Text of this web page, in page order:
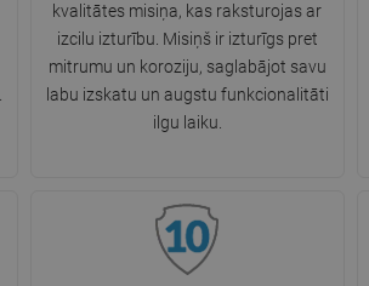
kvalitātes misiņa, kas raksturojas ar
izcilu izturību. Misiņš ir izturīgs pret
mitrumu un koroziju, saglabājot savu
labu izskatu un augstu funkcionalitāti
ilgu laiku.